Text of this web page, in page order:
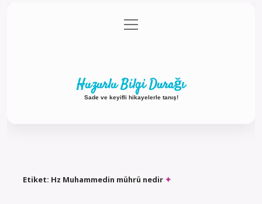
Gizlilik Politikası
menüyü
aç
Huzurlu Bilgi Durağı
Sade ve keyifli hikayelerle tanış!
Etiket: Hz Muhammedin mührü nedir